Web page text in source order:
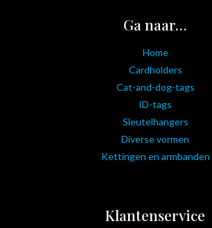
Ga naar…
Home
Cardholders
Cat-and-dog-tags
ID-tags
Sleutelhangers
Diverse vormen
Kettingen en armbanden
Klantenservice